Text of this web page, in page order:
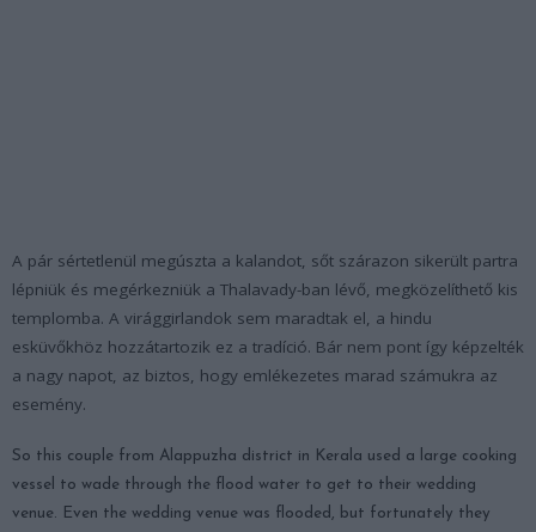
A pár sértetlenül megúszta a kalandot, sőt szárazon sikerült partra
lépniük és megérkezniük a Thalavady-ban lévő, megközelíthető kis
templomba. A virággirlandok sem maradtak el, a hindu
esküvőkhöz hozzátartozik ez a tradíció. Bár nem pont így képzelték
a nagy napot, az biztos, hogy emlékezetes marad számukra az
esemény.
So this couple from Alappuzha district in Kerala used a large cooking
vessel to wade through the flood water to get to their wedding
venue. Even the wedding venue was flooded, but fortunately they